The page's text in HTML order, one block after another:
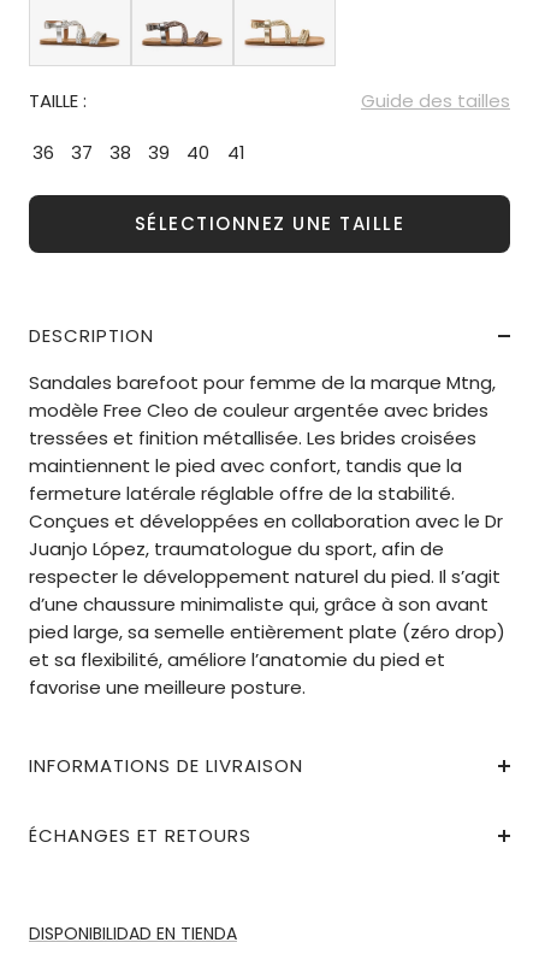
TAILLE : Guide des tailles
36 37 38 39 40 41
SÉLECTIONNEZ UNE TAILLE
DESCRIPTION
Sandales barefoot pour femme de la marque Mtng,
modèle Free Cleo de couleur argentée avec brides
tressées et finition métallisée. Les brides croisées
maintiennent le pied avec confort, tandis que la
fermeture latérale réglable offre de la stabilité.
Conçues et développées en collaboration avec le Dr
Juanjo López, traumatologue du sport, afin de
respecter le développement naturel du pied. Il s’agit
d’une chaussure minimaliste qui, grâce à son avant
pied large, sa semelle entièrement plate (zéro drop)
et sa flexibilité, améliore l’anatomie du pied et
favorise une meilleure posture.
INFORMATIONS DE LIVRAISON
ÉCHANGES ET RETOURS
DISPONIBILIDAD EN TIENDA